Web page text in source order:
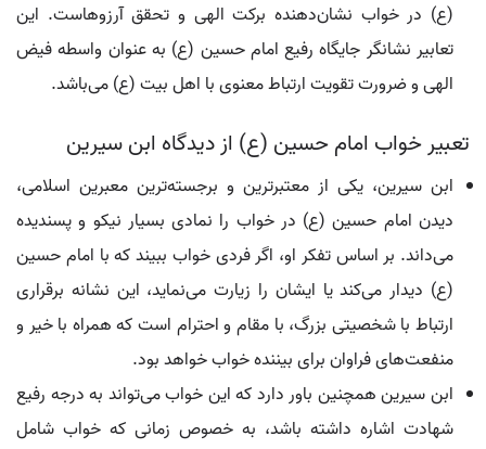
(ع) در خواب نشان‌دهنده برکت الهی و تحقق آرزوهاست. این
تعابیر نشانگر جایگاه رفیع امام حسین (ع) به عنوان واسطه فیض
الهی و ضرورت تقویت ارتباط معنوی با اهل بیت (ع) می‌باشد.
تعبیر خواب امام حسین (ع) از دیدگاه ابن سیرین
ابن سیرین، یکی از معتبرترین و برجسته‌ترین معبرین اسلامی،
دیدن امام حسین (ع) در خواب را نمادی بسیار نیکو و پسندیده
می‌داند. بر اساس تفکر او، اگر فردی خواب ببیند که با امام حسین
(ع) دیدار می‌کند یا ایشان را زیارت می‌نماید، این نشانه برقراری
ارتباط با شخصیتی بزرگ، با مقام و احترام است که همراه با خیر و
منفعت‌های فراوان برای بیننده خواب خواهد بود.
ابن سیرین همچنین باور دارد که این خواب می‌تواند به درجه رفیع
شهادت اشاره داشته باشد، به خصوص زمانی که خواب شامل